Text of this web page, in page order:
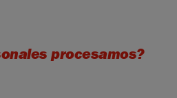
procesamos?